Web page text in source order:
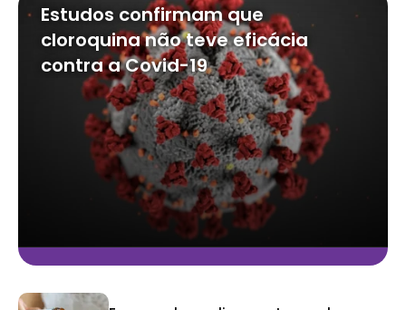
Estudos confirmam que
cloroquina não teve eficácia
contra a Covid-19